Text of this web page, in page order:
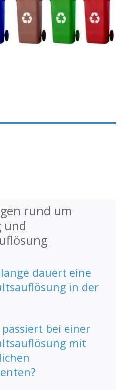
rund um
und
dauert eine
in der
bei einer
mit